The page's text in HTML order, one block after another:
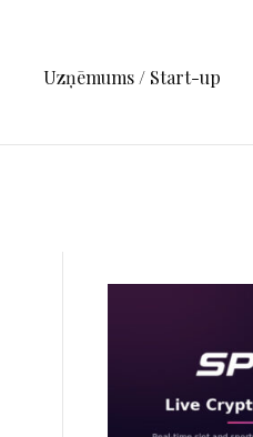
Uzņēmums / Start-up